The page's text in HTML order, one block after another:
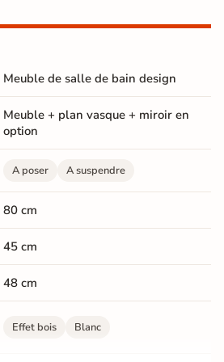
Meuble de salle de bain design
Meuble + plan vasque + miroir en
option
A poser A suspendre
80 cm
45 cm
48 cm
Effet bois Blanc